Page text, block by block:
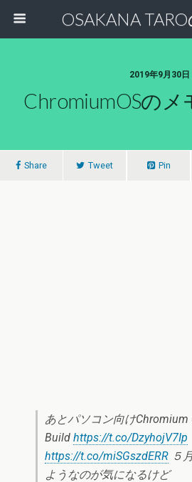
OSAKANA
2019年9月30日
ChromiumOSのメ
Share Tweet Pin
あとパソコン向けChromium
Build https://t.co/DzyhojV7Ip
https://t.co/miSGszdERR ５
ようなのが気になるけど